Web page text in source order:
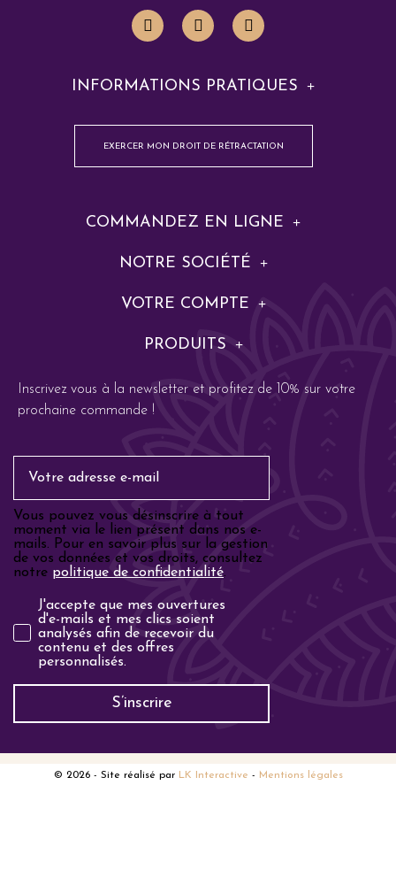
INFORMATIONS PRATIQUES
EXERCER MON DROIT DE RÉTRACTATION
COMMANDEZ EN LIGNE
NOTRE SOCIÉTÉ
VOTRE COMPTE
PRODUITS
Inscrivez vous à la newsletter et profitez de 10% sur votre
prochaine commande !
Vous pouvez vous désinscrire à tout
moment via le lien présent dans nos e-
mails. Pour en savoir plus sur la gestion
de vos données et vos droits, consultez
notre politique de confidentialité.
Analyse email
J'accepte que mes ouvertures
d'e-mails et mes clics soient
analysés afin de recevoir du
contenu et des offres
personnalisés.
S’inscrire
© 2026- Site réalisé par LK Interactive - Mentions légales